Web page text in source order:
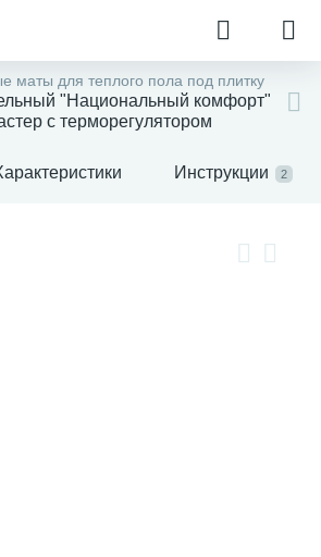
маты для теплого пола под плитку
"Национальный комфорт"
с терморегулятором
Инструкции 2